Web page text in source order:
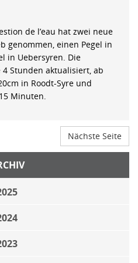
de l’eau hat zwei neue
genommen, einen Pegel in
in Uebersyren. Die
Stunden aktualisiert, ab
in Roodt-Syre und
Minuten.
Nächste Seite